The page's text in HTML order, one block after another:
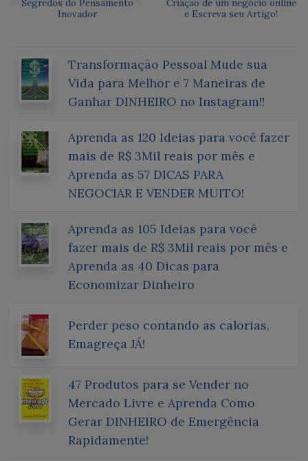
Segredos do Pensamento
Inovador
Criação de um negócio online
e Escreva seu Artigo!
Transformação Pessoal Mude sua
Vida para Melhor e 7 Maneiras de
Ganhar DINHEIRO no Instagram!!
Aprenda as 120 Ideias para você fazer
mais de R$ 3Mil reais por mês e
Aprenda as 57 DICAS PARA
NEGOCIAR E VENDER MUITO!
Aprenda as 105 Ideias para você
fazer mais de R$ 3Mil reais por mês e
Aprenda as 40 Dicas para
Economizar Dinheiro
Perder peso contando as calorias,
Emagreça JÁ!
47 Produtos para se Vender no
Mercado Livre e Aprenda Como
Gerar DINHEIRO de Emergência
Rapidamente!